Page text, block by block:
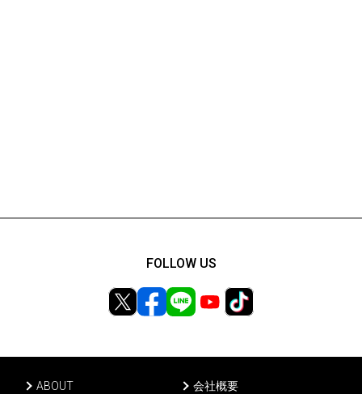
ABOUT 会社概要
FOLLOW US